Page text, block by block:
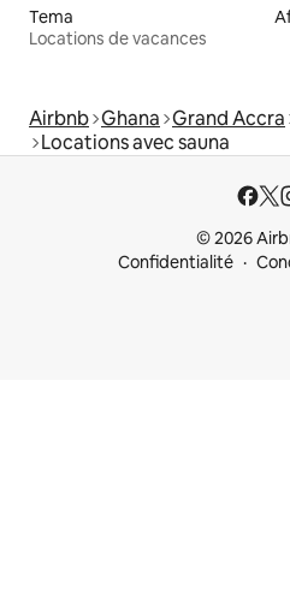
Tema
Locations de vacances
Airbnb Ghana Grand Accra
Locations avec sauna
© 2026
Confidentialité